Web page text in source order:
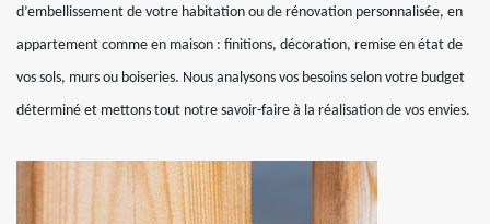
d’embellissement de votre habitation ou de rénovation personnalisée, en
appartement comme en maison : finitions, décoration, remise en état de
vos sols, murs ou boiseries. Nous analysons vos besoins selon votre budget
déterminé et mettons tout notre savoir-faire à la réalisation de vos envies.